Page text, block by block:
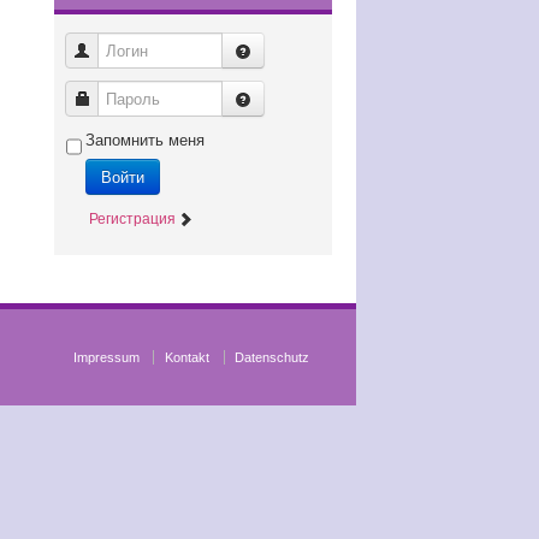
Логин
Пароль
Запомнить меня
Войти
Регистрация
Impressum Kontakt Datenschutz